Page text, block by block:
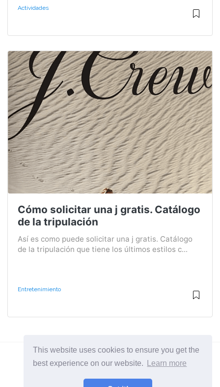
This website uses cookies to ensure you get the
best experience on our website.
Learn more
Actividades
Cómo solicitar una j gratis. Catálogo
de la tripulación
Así es como puede solicitar una j gratis. Catálogo
de la tripulación que tiene los últimos estilos c...
Entretenimiento
2026 ©BuruNews